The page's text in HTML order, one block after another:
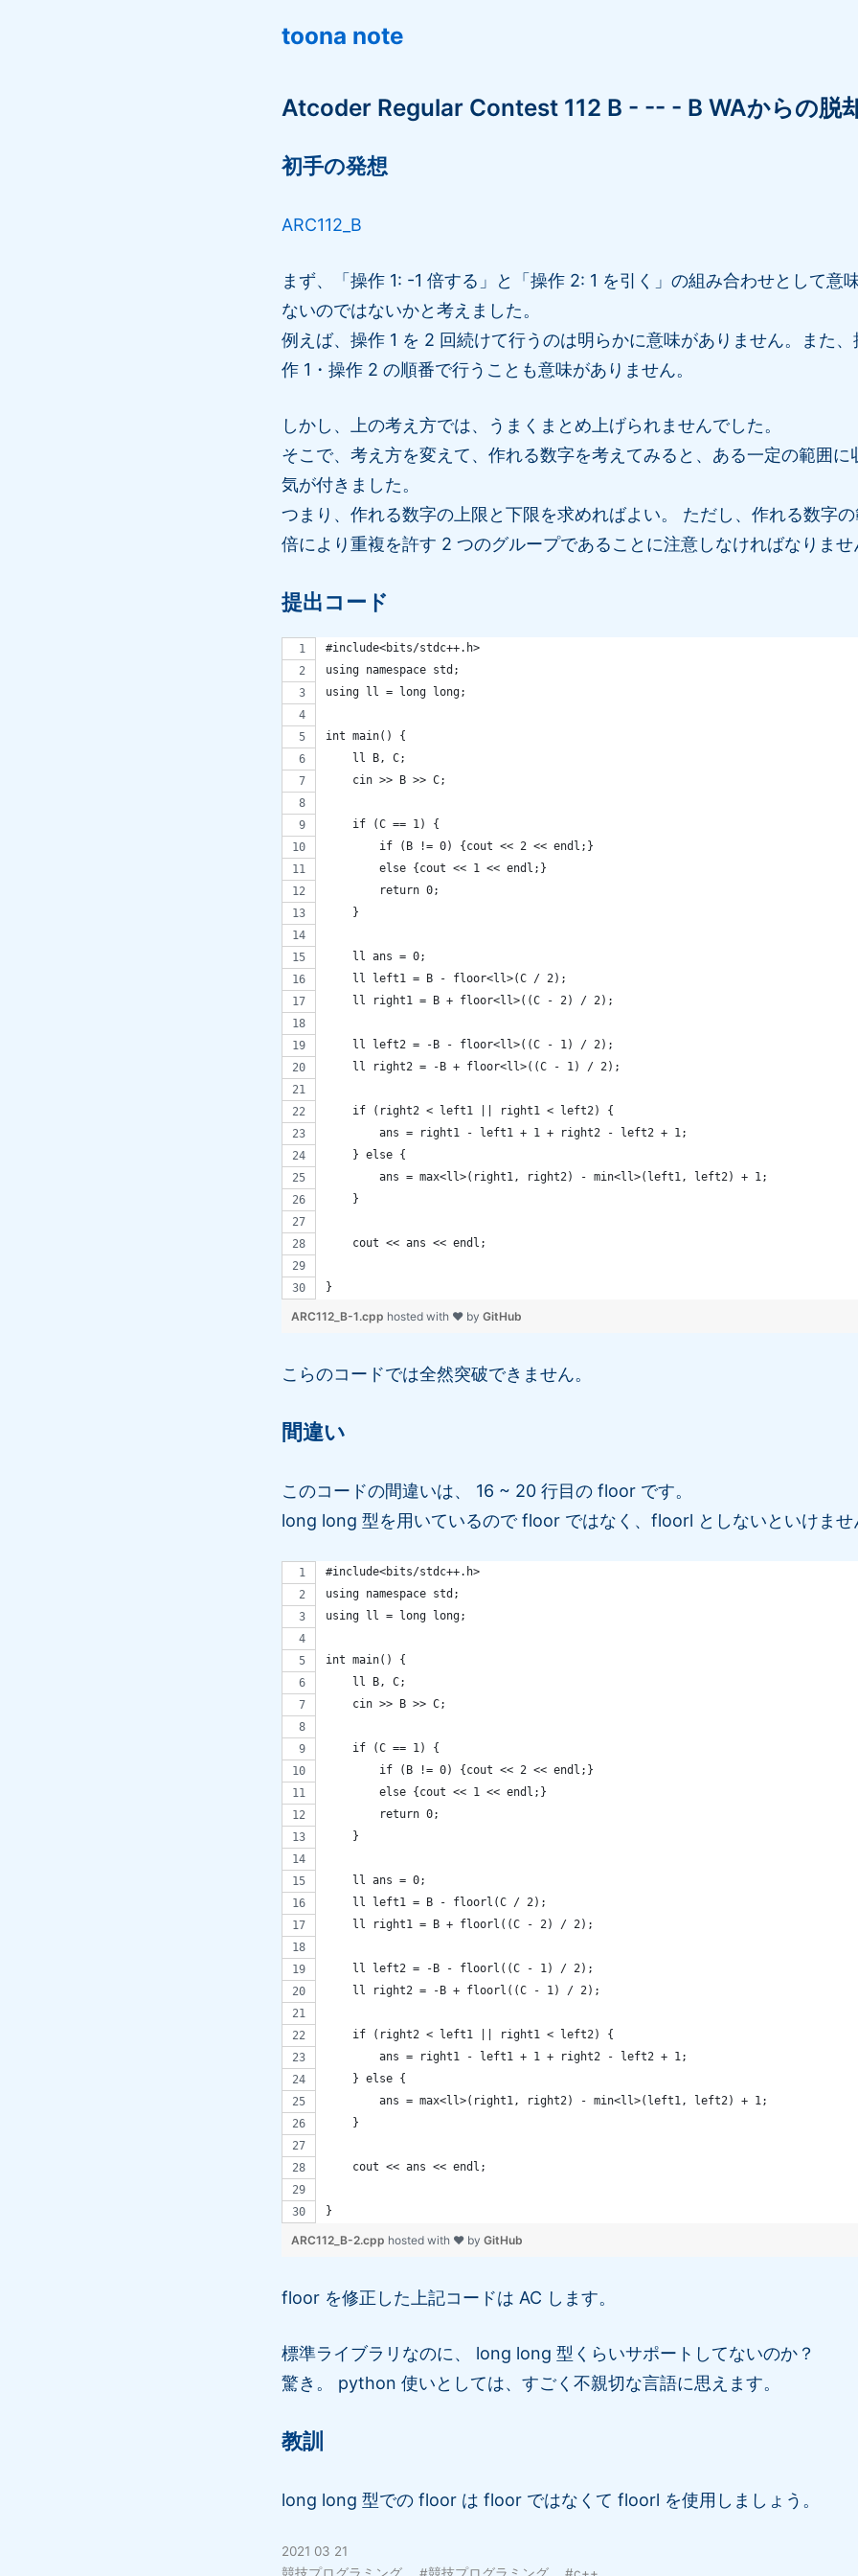
toona note
Atcoder Regular Contest 112 B - -- - B WAからの脱
初手の発想
ARC112_B
まず、「操作 1: -1 倍する」と「操作 2: 1 を引く」の組み合わせとして意
ないのではないかと考えました。
例えば、操作 1 を 2 回続けて行うのは明らかに意味がありません。また
作 1・操作 2 の順番で行うことも意味がありません。
しかし、上の考え方では、うまくまとめ上げられませんでした。
そこで、考え方を変えて、作れる数字を考えてみると、ある一定の範囲に
気が付きました。
つまり、作れる数字の上限と下限を求めればよい。 ただし、作れる数字
倍により重複を許す 2 つのグループであることに注意しなければなりませ
提出コード
#include<bits/stdc++.h>
using namespace std;
using ll = long long;
int main() {
    ll B, C;
    cin >> B >> C;
    if (C == 1) {
        if (B != 0) {cout << 2 << endl;}
        else {cout << 1 << endl;}
        return 0;
    }
    ll ans = 0;
    ll left1 = B - floor<ll>(C / 2);
    ll right1 = B + floor<ll>((C - 2) / 2);
    ll left2 = -B - floor<ll>((C - 1) / 2);
    ll right2 = -B + floor<ll>((C - 1) / 2);
    if (right2 < left1 || right1 < left2) {
        ans = right1 - left1 + 1 + right2 - left2 + 1;
    } else {
        ans = max<ll>(right1, right2) - min<ll>(left1, left2) + 1;
    }
    cout << ans << endl;
}
ARC112_B-1.cpp hosted with ❤ by GitHub
こらのコードでは全然突破できません。
間違い
このコードの間違いは、 16 ~ 20 行目の floor です。
long long 型を用いているので floor ではなく、floorl としないといけませ
#include<bits/stdc++.h>
using namespace std;
using ll = long long;
int main() {
    ll B, C;
    cin >> B >> C;
    if (C == 1) {
        if (B != 0) {cout << 2 << endl;}
        else {cout << 1 << endl;}
        return 0;
    }
    ll ans = 0;
    ll left1 = B - floorl(C / 2);
    ll right1 = B + floorl((C - 2) / 2);
    ll left2 = -B - floorl((C - 1) / 2);
    ll right2 = -B + floorl((C - 1) / 2);
    if (right2 < left1 || right1 < left2) {
        ans = right1 - left1 + 1 + right2 - left2 + 1;
    } else {
        ans = max<ll>(right1, right2) - min<ll>(left1, left2) + 1;
    }
    cout << ans << endl;
}
ARC112_B-2.cpp hosted with ❤ by GitHub
floor を修正した上記コードは AC します。
標準ライブラリなのに、 long long 型くらいサポートしてないのか？
驚き。 python 使いとしては、すごく不親切な言語に思えます。
教訓
long long 型での floor は floor ではなくて floorl を使用しましょう。
2021 03 21